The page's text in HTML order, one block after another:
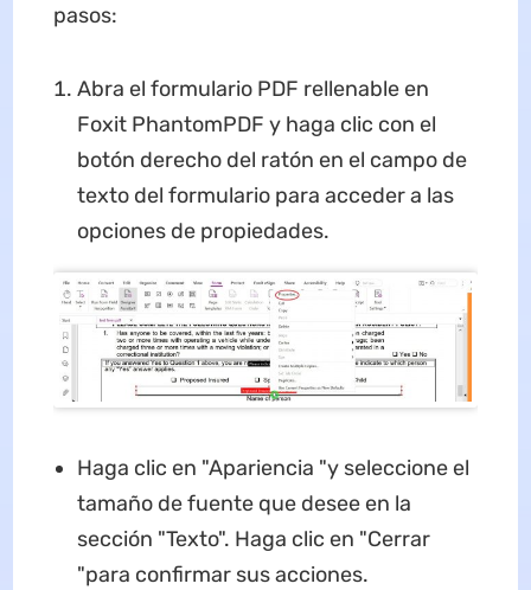
pasos:
Abra el formulario PDF rellenable en
Foxit PhantomPDF y haga clic con el
botón derecho del ratón en el campo de
texto del formulario para acceder a las
opciones de propiedades.
Haga clic en "Apariencia "y seleccione el
tamaño de fuente que desee en la
sección "Texto". Haga clic en "Cerrar
"para confirmar sus acciones.